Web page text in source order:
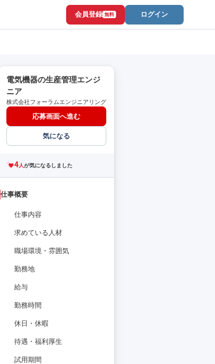
会員登録 無料 ログイン
電気機器の生産管理エンジ
ニア
株式会社フォーラムエンジニアリング
応募画面へ進む
気になる
4人が気になるしました
仕事概要
仕事内容
求めている人材
職場環境・雰囲気
勤務地
給与
勤務時間
休日・休暇
待遇・福利厚生
試用期間